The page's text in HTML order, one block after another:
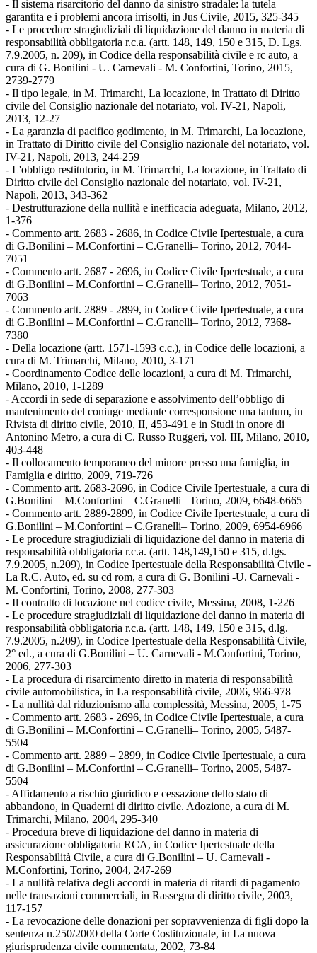
- Il sistema risarcitorio del danno da sinistro stradale: la tutela
garantita e i problemi ancora irrisolti, in Jus Civile, 2015, 325-345
- Le procedure stragiudiziali di liquidazione del danno in materia di
responsabilità obbligatoria r.c.a. (artt. 148, 149, 150 e 315, D. Lgs.
7.9.2005, n. 209), in Codice della responsabilità civile e rc auto, a
cura di G. Bonilini - U. Carnevali - M. Confortini, Torino, 2015,
2739-2779
- Il tipo legale, in M. Trimarchi, La locazione, in Trattato di Diritto
civile del Consiglio nazionale del notariato, vol. IV-21, Napoli,
2013, 12-27
- La garanzia di pacifico godimento, in M. Trimarchi, La locazione,
in Trattato di Diritto civile del Consiglio nazionale del notariato, vol.
IV-21, Napoli, 2013, 244-259
- L'obbligo restitutorio, in M. Trimarchi, La locazione, in Trattato di
Diritto civile del Consiglio nazionale del notariato, vol. IV-21,
Napoli, 2013, 343-362
- Destrutturazione della nullità e inefficacia adeguata, Milano, 2012,
1-376
- Commento artt. 2683 - 2686, in Codice Civile Ipertestuale, a cura
di G.Bonilini – M.Confortini – C.Granelli– Torino, 2012, 7044-
7051
- Commento artt. 2687 - 2696, in Codice Civile Ipertestuale, a cura
di G.Bonilini – M.Confortini – C.Granelli– Torino, 2012, 7051-
7063
- Commento artt. 2889 - 2899, in Codice Civile Ipertestuale, a cura
di G.Bonilini – M.Confortini – C.Granelli– Torino, 2012, 7368-
7380
- Della locazione (artt. 1571-1593 c.c.), in Codice delle locazioni, a
cura di M. Trimarchi, Milano, 2010, 3-171
- Coordinamento Codice delle locazioni, a cura di M. Trimarchi,
Milano, 2010, 1-1289
- Accordi in sede di separazione e assolvimento dell’obbligo di
mantenimento del coniuge mediante corresponsione una tantum, in
Rivista di diritto civile, 2010, II, 453-491 e in Studi in onore di
Antonino Metro, a cura di C. Russo Ruggeri, vol. III, Milano, 2010,
403-448
- Il collocamento temporaneo del minore presso una famiglia, in
Famiglia e diritto, 2009, 719-726
- Commento artt. 2683-2696, in Codice Civile Ipertestuale, a cura di
G.Bonilini – M.Confortini – C.Granelli– Torino, 2009, 6648-6665
- Commento artt. 2889-2899, in Codice Civile Ipertestuale, a cura di
G.Bonilini – M.Confortini – C.Granelli– Torino, 2009, 6954-6966
- Le procedure stragiudiziali di liquidazione del danno in materia di
responsabilità obbligatoria r.c.a. (artt. 148,149,150 e 315, d.lgs.
7.9.2005, n.209), in Codice Ipertestuale della Responsabilità Civile -
La R.C. Auto, ed. su cd rom, a cura di G. Bonilini -U. Carnevali -
M. Confortini, Torino, 2008, 277-303
- Il contratto di locazione nel codice civile, Messina, 2008, 1-226
- Le procedure stragiudiziali di liquidazione del danno in materia di
responsabilità obbligatoria r.c.a. (artt. 148, 149, 150 e 315, d.lg.
7.9.2005, n.209), in Codice Ipertestuale della Responsabilità Civile,
2° ed., a cura di G.Bonilini – U. Carnevali - M.Confortini, Torino,
2006, 277-303
- La procedura di risarcimento diretto in materia di responsabilità
civile automobilistica, in La responsabilità civile, 2006, 966-978
- La nullità dal riduzionismo alla complessità, Messina, 2005, 1-75
- Commento artt. 2683 - 2696, in Codice Civile Ipertestuale, a cura
di G.Bonilini – M.Confortini – C.Granelli– Torino, 2005, 5487-
5504
- Commento artt. 2889 – 2899, in Codice Civile Ipertestuale, a cura
di G.Bonilini – M.Confortini – C.Granelli– Torino, 2005, 5487-
5504
- Affidamento a rischio giuridico e cessazione dello stato di
abbandono, in Quaderni di diritto civile. Adozione, a cura di M.
Trimarchi, Milano, 2004, 295-340
- Procedura breve di liquidazione del danno in materia di
assicurazione obbligatoria RCA, in Codice Ipertestuale della
Responsabilità Civile, a cura di G.Bonilini – U. Carnevali -
M.Confortini, Torino, 2004, 247-269
- La nullità relativa degli accordi in materia di ritardi di pagamento
nelle transazioni commerciali, in Rassegna di diritto civile, 2003,
117-157
- La revocazione delle donazioni per sopravvenienza di figli dopo la
sentenza n.250/2000 della Corte Costituzionale, in La nuova
giurisprudenza civile commentata, 2002, 73-84